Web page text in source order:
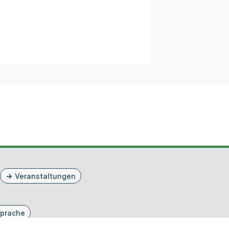
Veranstaltungen